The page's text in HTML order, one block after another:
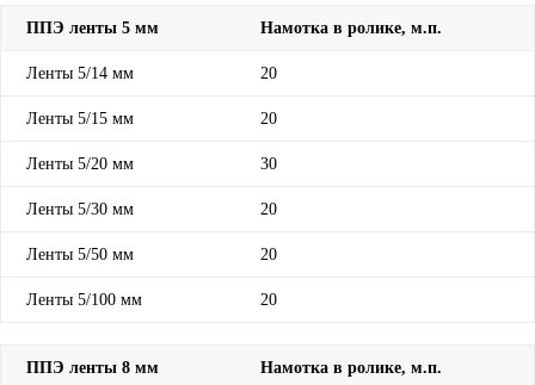
ППЭ ленты 5 мм Намотка в ролике, м.п.
Ленты 5/14 мм 20
Ленты 5/15 мм 20
Ленты 5/20 мм 30
Ленты 5/30 мм 20
Ленты 5/50 мм 20
Ленты 5/100 мм 20
ППЭ ленты 8 мм Намотка в ролике, м.п.